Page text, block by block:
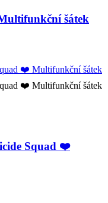
šátek
Squad ❤️